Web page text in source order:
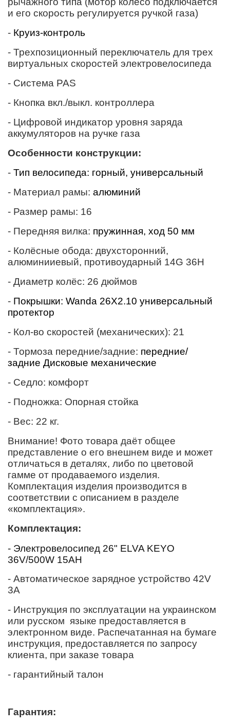
и его скорость регулируется ручкой газа)
- Круиз-контроль
- Трехпозиционный переключатель для трех
виртуальных скоростей электровелосипеда
- Система PAS
- Кнопка вкл./выкл. контроллера
- Цифровой индикатор уровня заряда
аккумуляторов на ручке газа
Особенности конструкции:
- Тип велосипеда: горный, универсальный
- Материал рамы: алюминий
- Размер рамы: 16
- Передняя вилка: пружинная, ход 50 мм
- Колёсные обода: двухсторонний,
алюминииевый, противоударный 14G 36H
- Диаметр колёс: 26 дюймов
- Покрышки: Wanda 26X2.10 универсальный
протектор
- Кол-во скоростей (механических): 21
- Тормоза передние/задние: передние/
задние Дисковые механические
- Седло: комфорт
- Подножка: Опорная стойка
- Вес: 22 кг.
Внимание! Фото товара даёт общее
представление о его внешнем виде и может
отличаться в деталях, либо по цветовой
гамме от продаваемого изделия.
Комплектация изделия производится в
соответствии с описанием в разделе
«комплектация».
Кoмплектация:
- Электровелосипед 26" ELVA KEYO
36V/500W 15AH
- Автоматическое зарядное устройство 42V
3A
- Инструкция по эксплуатации на украинском
или русском языке предоставляется в
электронном виде. Распечатанная на бумаге
инструкция, предоставляется по запросу
клиента, при заказе товара
- гарантийный талон
Гарантия: